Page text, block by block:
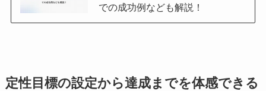
での成功例なども解説！
定性目標の設定から達成までを体感できる